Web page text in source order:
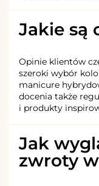
Jakie są
Opinie klientów
szeroki wybór
manicure
docenia także
i produkty
Jak
zwroty